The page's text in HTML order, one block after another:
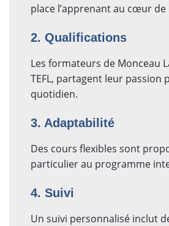
place l’apprenant au cœur de
2. Qualifications
Les formateurs de Monceau
TEFL, partagent leur passion
quotidien.
3. Adaptabilité
Des cours flexibles sont
particulier au programme
4. Suivi
Un suivi personnalisé inclut